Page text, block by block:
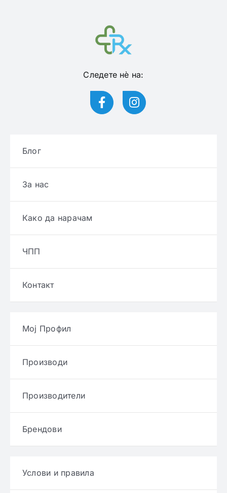
Следете нѐ на:
Блог
За нас
Како да нарачам
ЧПП
Контакт
Мој Профил
Производи
Производители
Брендови
Услови и правила